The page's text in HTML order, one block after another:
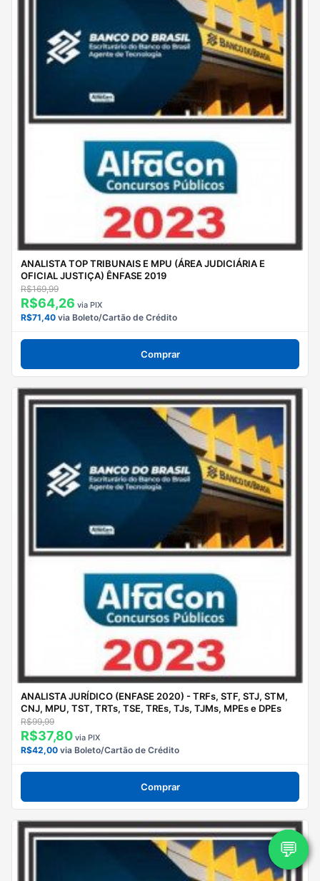
ANALISTA TOP TRIBUNAIS E MPU (ÁREA JUDICIÁRIA E
OFICIAL JUSTIÇA) ÊNFASE 2019
R$169,99
R$64,26 via PIX
R$71,40 via Boleto/Cartão de Crédito
Comprar
ANALISTA JURÍDICO (ENFASE 2020) - TRFs, STF, STJ, STM,
CNJ, MPU, TST, TRTs, TSE, TREs, TJs, TJMs, MPEs e DPEs
R$99,99
R$37,80 via PIX
R$42,00 via Boleto/Cartão de Crédito
Comprar
💬